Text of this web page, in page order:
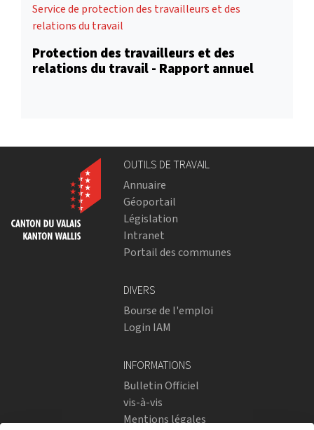
Service de protection des travailleurs et des
relations du travail
Protection des travailleurs et des
relations du travail - Rapport annuel
OUTILS DE TRAVAIL
Annuaire
Géoportail
Législation
Intranet
Portail des communes
DIVERS
Bourse de l'emploi
Login IAM
INFORMATIONS
Bulletin Officiel
vis-à-vis
Mentions légales